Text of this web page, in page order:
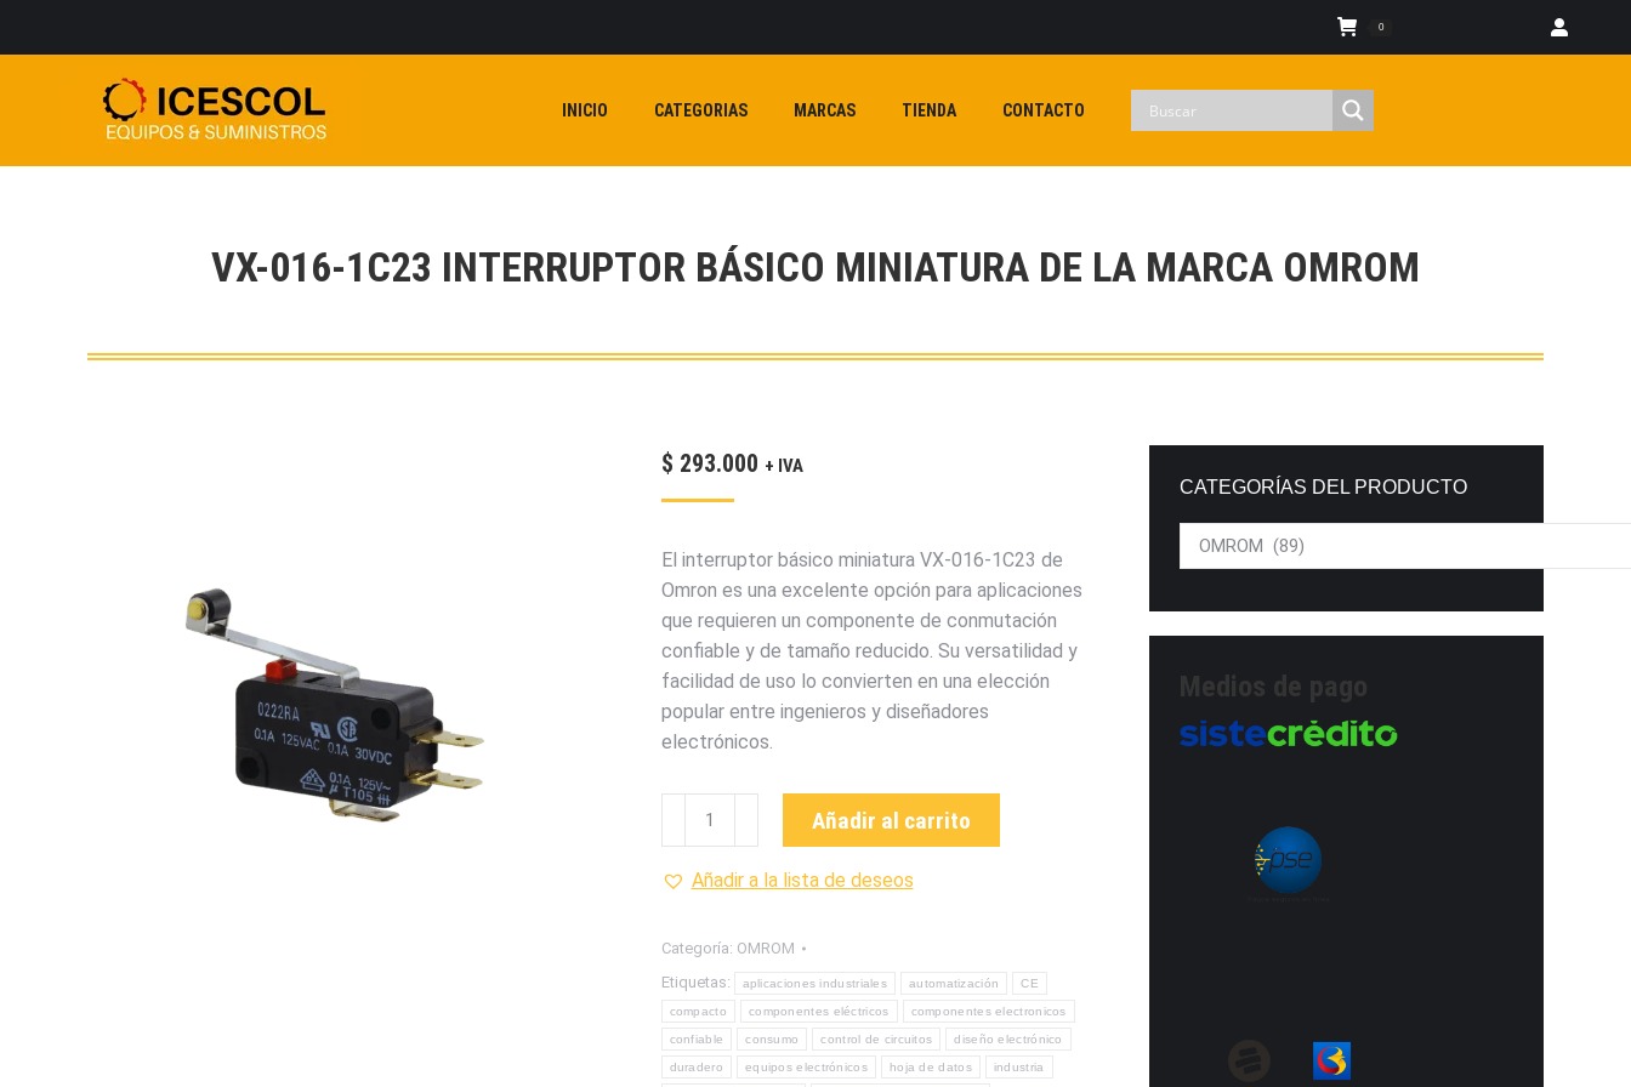
0
INICIO CATEGORIAS MARCAS TIENDA CONTACTO
VX-016-1C23 INTERRUPTOR BÁSICO MINIATURA DE LA MARCA OMROM
$ 293.000 + IVA
El interruptor básico miniatura VX-016-1C23 de
Omron es una excelente opción para aplicaciones
que requieren un componente de conmutación
confiable y de tamaño reducido. Su versatilidad y
facilidad de uso lo convierten en una elección
popular entre ingenieros y diseñadores
electrónicos.
1C23
MINIATURA
DE
LA
MARCA
Añadir al carrito
Añadir a la lista de deseos
Categoría: OMROM
Etiquetas:
aplicaciones industriales automatización CE
compacto componentes eléctricos componentes electronicos
confiable consumo control de circuitos diseño electrónico
duradero equipos electrónicos hoja de datos industria
CATEGORÍAS DEL PRODUCTO
Medios de pago